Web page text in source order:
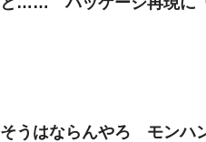
そうはならんやろ モンハ